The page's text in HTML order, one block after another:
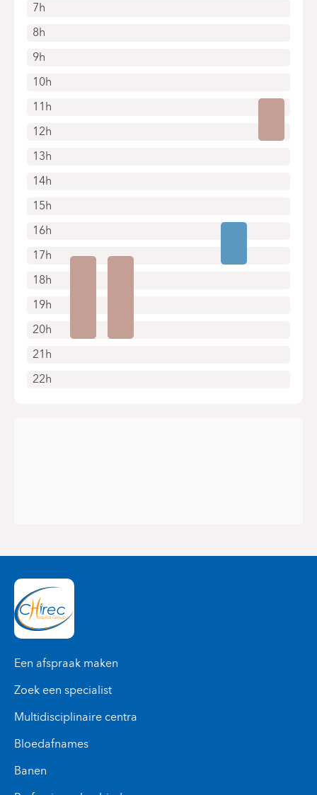
7h
8h
9h
10h
11h
12h
13h
14h
15h
16h
17h
18h
19h
20h
21h
22h
Een afspraak maken
Zoek een specialist
Multidisciplinaire centra
Bloedafnames
Banen